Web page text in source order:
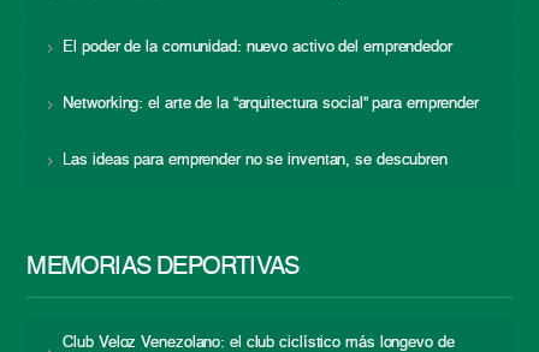
El poder de la comunidad: nuevo activo del emprendedor
Networking: el arte de la “arquitectura social” para emprender
Las ideas para emprender no se inventan, se descubren
MEMORIAS DEPORTIVAS
Club Veloz Venezolano: el club ciclístico más longevo de